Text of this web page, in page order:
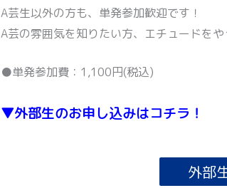
A芸生以外の方も、単発参加歓迎です！
A芸の雰囲気を知りたい方、エチュードを
●単発参加費：1,100円(税込)
▼外部生のお申し込みはコチラ！
外部